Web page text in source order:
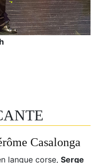
Casalonga
langue corse, Serge